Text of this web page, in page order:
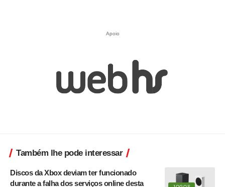
Apoio
Também lhe pode interessar
Discos da Xbox deviam ter funcionado
durante a falha dos serviços online desta